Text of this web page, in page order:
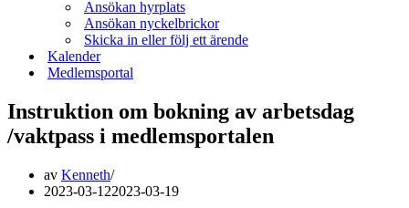
Ansökan hyrplats
Ansökan nyckelbrickor
Skicka in eller följ ett ärende
Kalender
Medlemsportal
Instruktion om bokning av arbetsdag
/vaktpass i medlemsportalen
av Kenneth
2023-03-122023-03-19